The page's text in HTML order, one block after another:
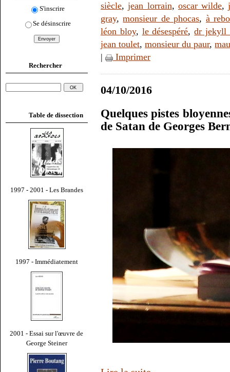
S'inscrire
Se désinscrire
Rechercher
Table de dissection
1997 - 2001 - Les Brandes
1997 - Immédiatement
2001 - Essai sur l'œuvre de
George Steiner
siècle,jean lorrain, oscar wilde,
gray,monsieur de phocas, à
léon bloy, le désespéré,dr jekyll
jean toulet,monsieur du paur,
|
Imprimer
04/10/2016
Quelques pistes
de Satan de Georges